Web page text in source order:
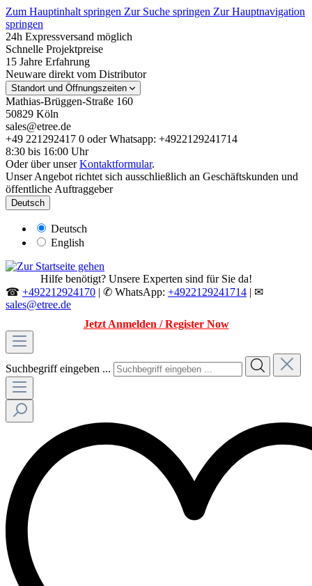
Zum Hauptinhalt springen Zur Suche springen Zur Hauptnavigation
springen
24h Expressversand möglich
Schnelle Projektpreise
15 Jahre Erfahrung
Neuware direkt vom Distributor
Standort und Öffnungszeiten
Mathias-Brüggen-Straße 160
50829 Köln
sales@etree.de
+49 221292417 0 oder Whatsapp: +4922129241714
8:30 bis 16:00 Uhr
Oder über unserKontaktformular.
Unser Angebot richtet sich ausschließlich an Geschäftskunden und
öffentliche Auftraggeber
Deutsch
Deutsch
English
Hilfe benötigt? Unsere Experten sind für Sie da!
☎ +492212924170 | ✆ WhatsApp: +4922129241714 | ✉
sales@etree.de
Jetzt Anmelden / Register Now
Suchbegriff eingeben ...